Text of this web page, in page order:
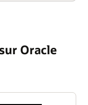
Oracle